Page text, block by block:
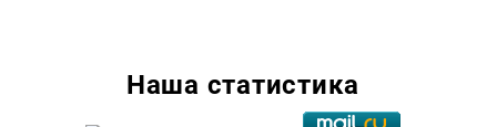
Наша статистика